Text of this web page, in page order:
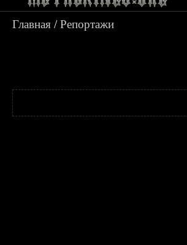
Главная /Репортажи